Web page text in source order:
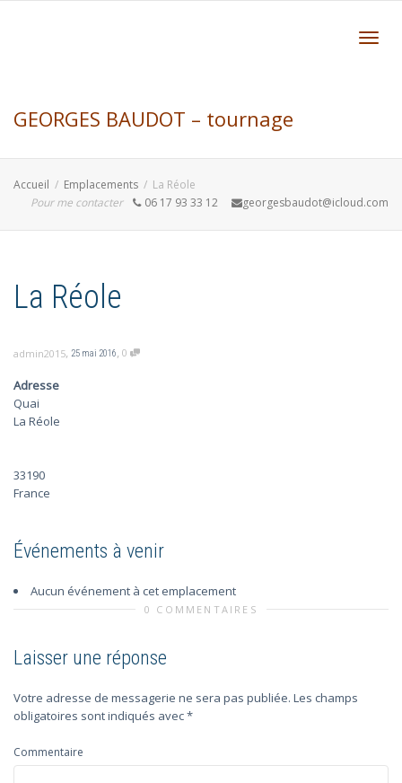
GEORGES BAUDOT – tournage
formation et création bois – Aquitaine
Gironde Bordeaux
Accueil Emplacements
La Réole
Pour me contacter
06 17 93 33 12 georgesbaudot@icloud.com
La Réole
admin2015, 25 mai 2016, 0
Adresse
Quai
La Réole
33190
France
Événements à venir
Aucun événement à cet emplacement
0 COMMENTAIRES
Laisser une réponse
Votre adresse de messagerie ne sera pas publiée. Les champs
obligatoires sont indiqués avec*
Commentaire